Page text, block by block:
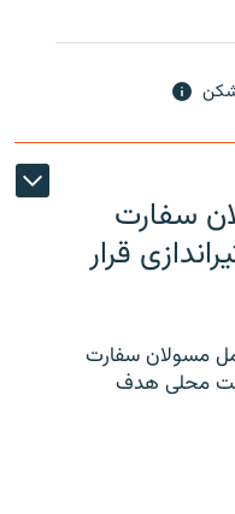
سفارت
قرار
مسولان سفارت
وقت محلی هدف